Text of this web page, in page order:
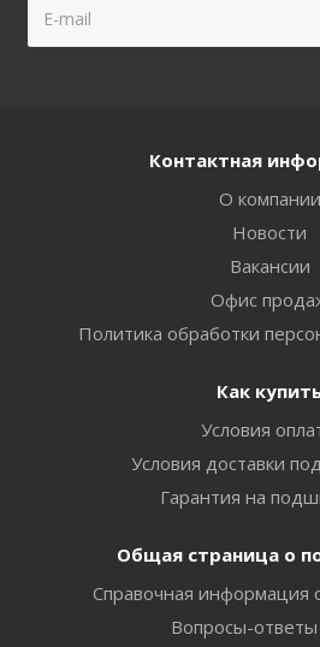
Контактная
О компании
Новости
Вакансии
Офис
Политика обработки
Как
Условия
Условия доставки
Гарантия на
Общая страница о
Справочная информация
Вопросы-ответы